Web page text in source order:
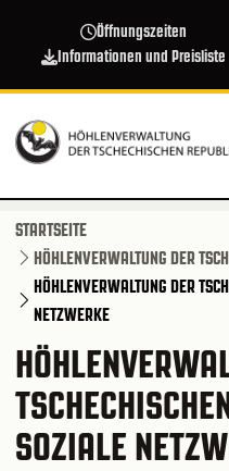
Öffnungszeiten
Informationen und Preisliste
STARTSEITE
HÖHLENVERWALTUNG DER
HÖHLENVERWALTUNG DER
NETZWERKE
SOZIALE